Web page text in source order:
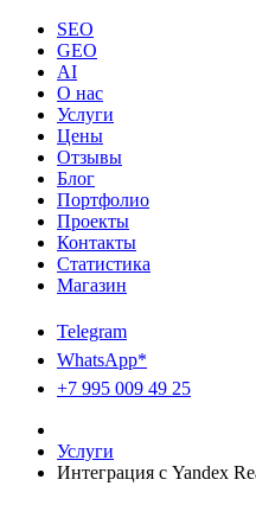
SEO
GEO
AI
О нас
Услуги
Цены
Отзывы
Блог
Портфолио
Проекты
Контакты
Статистика
Магазин
Telegram
WhatsApp*
+7 995 009 49 25
Услуги
Интеграция с Yandex